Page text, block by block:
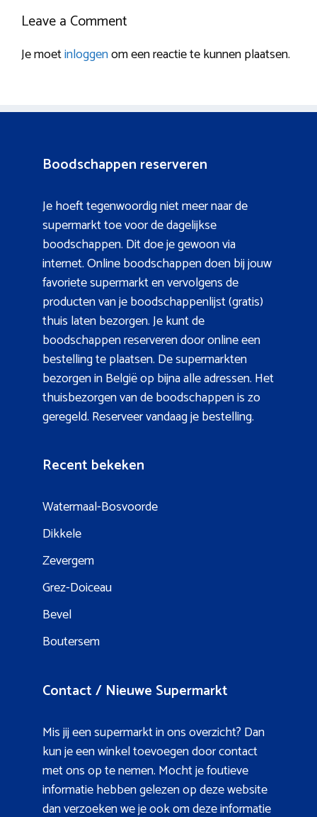
Leave a Comment
Je moetinloggenom een reactie te kunnen plaatsen.
Boodschappen reserveren
Je hoeft tegenwoordig niet meer naar de
supermarkt toe voor de dagelijkse
boodschappen. Dit doe je gewoon via
internet. Online boodschappen doen bij jouw
favoriete supermarkt en vervolgens de
producten van je boodschappenlijst (gratis)
thuis laten bezorgen. Je kunt de
boodschappen reserveren door online een
bestelling te plaatsen. De supermarkten
bezorgen in België op bijna alle adressen. Het
thuisbezorgen van de boodschappen is zo
geregeld. Reserveer vandaag je bestelling.
Recent bekeken
Watermaal-Bosvoorde
Dikkele
Zevergem
Grez-Doiceau
Bevel
Boutersem
Contact / Nieuwe Supermarkt
Mis jij een supermarkt in ons overzicht? Dan
kun je een winkel toevoegen door contact
met ons op te nemen. Mocht je foutieve
informatie hebben gelezen op deze website
dan verzoeken we je ook om deze informatie